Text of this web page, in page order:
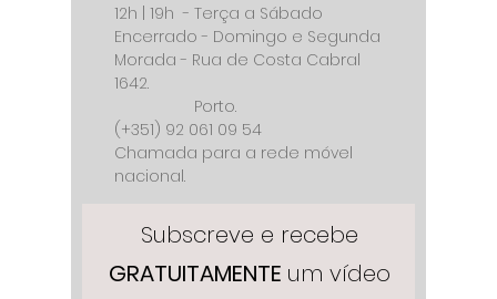
12h | 19h - Terça a Sábado
Encerrado - Domingo e Segunda
Morada - Rua de Costa Cabral
1642.
Porto.
(+351) 92 061 09 54
Chamada para a rede móvel
nacional.
Subscreve e recebe
GRATUITAMENTE um vídeo